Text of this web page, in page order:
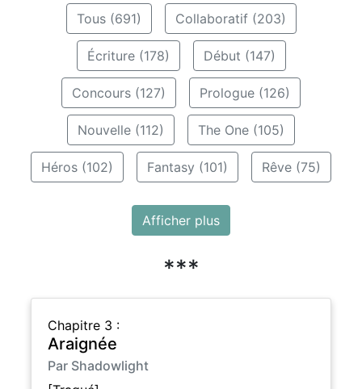
Tous (691) Collaboratif (203)
Écriture (178) Début (147)
Concours (127) Prologue (126)
Nouvelle (112) The One (105)
Héros (102) Fantasy (101) Rêve (75)
Afficher plus
***
Chapitre 3 :
Araignée
Par Shadowlight